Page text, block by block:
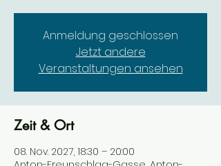
Anmeldung geschlossen
Jetzt andere
Veranstaltungen ansehen
Zeit & Ort
08. Nov. 2027, 18:30 – 20:00